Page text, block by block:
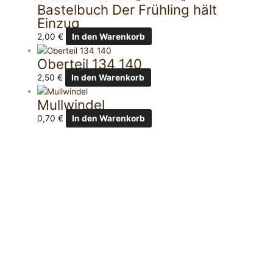
Bastelbuch Der Frühling hält
Einzug
2,00€ In den Warenkorb
Oberteil 134 140
2,50€ In den Warenkorb
Mullwindel
0,70€ In den Warenkorb